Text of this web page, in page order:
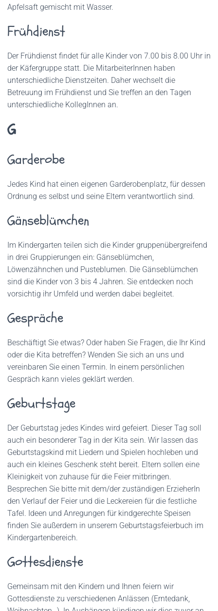
Apfelsaft gemischt mit Wasser.
Frühdienst
Der Frühdienst findet für alle Kinder von 7.00 bis 8.00 Uhr in
der Käfergruppe statt. Die MitarbeiterInnen haben
unterschiedliche Dienstzeiten. Daher wechselt die
Betreuung im Frühdienst und Sie treffen an den Tagen
unterschiedliche KollegInnen an.
G
Garderobe
Jedes Kind hat einen eigenen Garderobenplatz, für dessen
Ordnung es selbst und seine Eltern verantwortlich sind.
Gänseblümchen
Im Kindergarten teilen sich die Kinder gruppenübergreifend
in drei Gruppierungen ein: Gänseblümchen,
Löwenzähnchen und Pusteblumen. Die Gänseblümchen
sind die Kinder von 3 bis 4 Jahren. Sie entdecken noch
vorsichtig ihr Umfeld und werden dabei begleitet.
Gespräche
Beschäftigt Sie etwas? Oder haben Sie Fragen, die Ihr Kind
oder die Kita betreffen? Wenden Sie sich an uns und
vereinbaren Sie einen Termin. In einem persönlichen
Gespräch kann vieles geklärt werden.
Geburtstage
Der Geburtstag jedes Kindes wird gefeiert. Dieser Tag soll
auch ein besonderer Tag in der Kita sein. Wir lassen das
Geburtstagskind mit Liedern und Spielen hochleben und
auch ein kleines Geschenk steht bereit. Eltern sollen eine
Kleinigkeit von zuhause für die Feier mitbringen.
Besprechen Sie bitte mit dem/der zuständigen ErzieherIn
den Verlauf der Feier und die Leckereien für die festliche
Tafel. Ideen und Anregungen für kindgerechte Speisen
finden Sie außerdem in unserem Geburtstagsfeierbuch im
Kindergartenbereich.
Gottesdienste
Gemeinsam mit den Kindern und Ihnen feiern wir
Gottesdienste zu verschiedenen Anlässen (Erntedank,